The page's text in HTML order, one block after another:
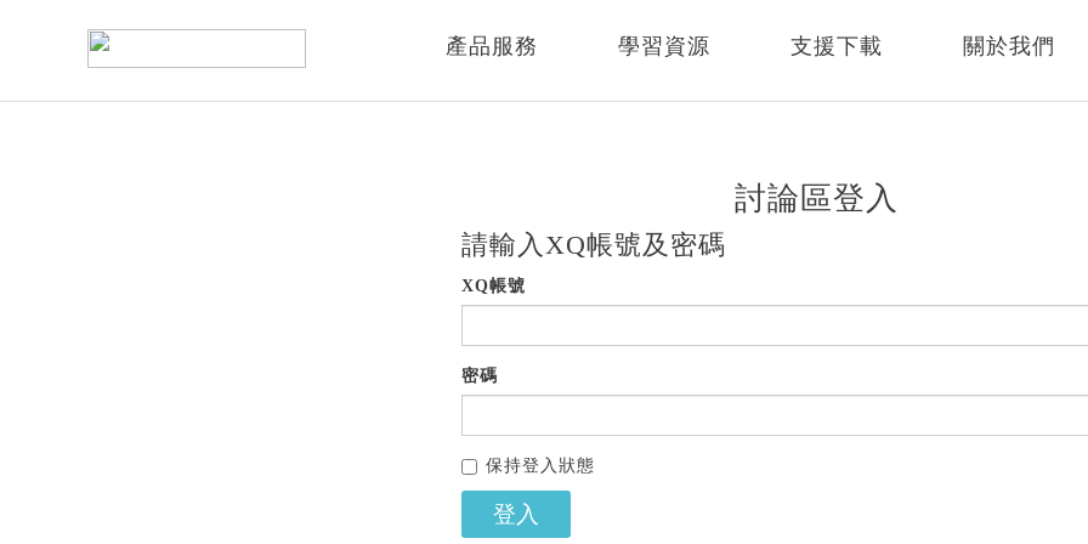
產品服務 學習資源 支援下載 關於我們
討論區登入
請輸入XQ帳號及密碼
XQ帳號
密碼
保持登入狀態
登入